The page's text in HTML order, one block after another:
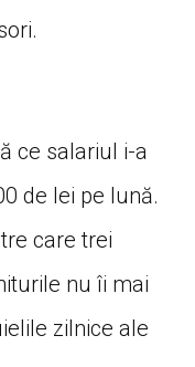
ce salariul i-a
de lei pe lună.
care trei
nu îi mai
zilnice ale